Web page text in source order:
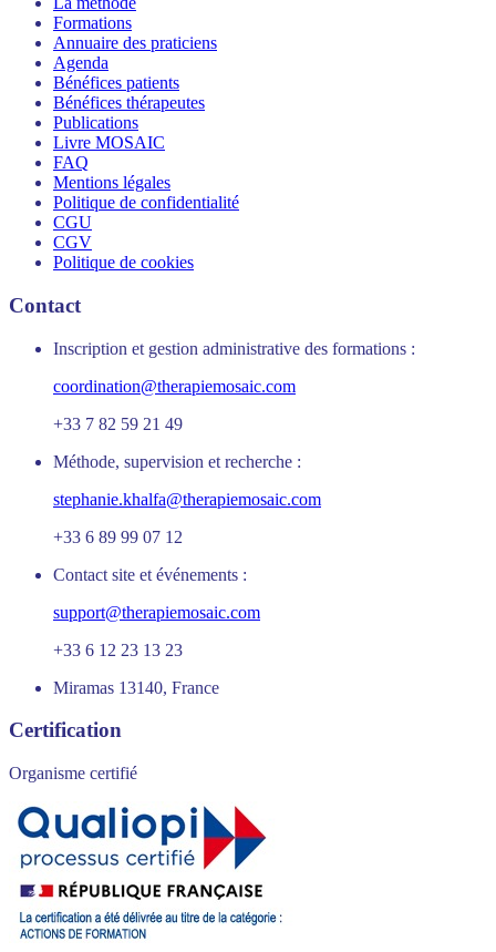
Formations
Annuaire des praticiens
Agenda
Bénéfices patients
Bénéfices thérapeutes
Publications
Livre MOSAIC
FAQ
Mentions légales
Politique de confidentialité
CGU
CGV
Politique de cookies
Contact
Inscription et gestion administrative des formations :
coordination@therapiemosaic.com
+33 7 82 59 21 49
Méthode, supervision et recherche :
stephanie.khalfa@therapiemosaic.com
+33 6 89 99 07 12
Contact site et événements :
support@therapiemosaic.com
+33 6 12 23 13 23
Miramas 13140, France
Certification
Organisme certifié